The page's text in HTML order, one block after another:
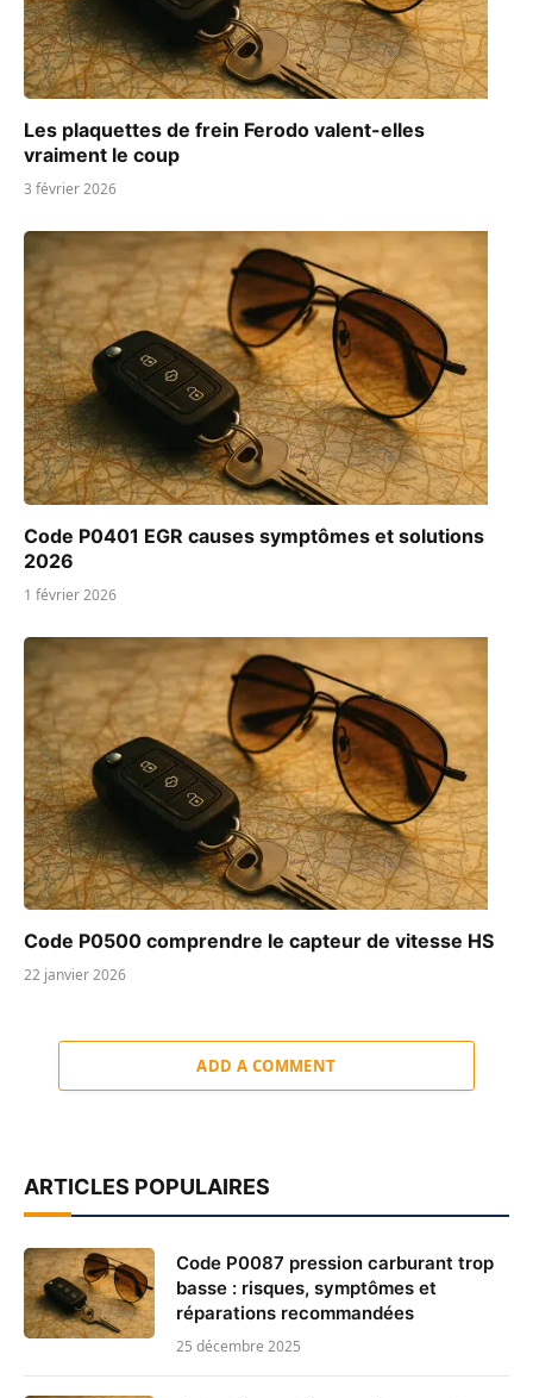
Les plaquettes de frein Ferodo valent-elles
vraiment le coup
3 février 2026
Code P0401 EGR causes symptômes et solutions
2026
1 février 2026
Code P0500 comprendre le capteur de vitesse HS
22 janvier 2026
ADD A COMMENT
ARTICLES POPULAIRES
Code P0087 pression carburant trop
basse : risques, symptômes et
réparations recommandées
25 décembre 2025